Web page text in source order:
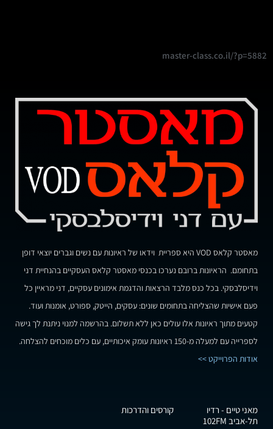
master-class.co.il/?p=5882
מאסטר קלאס VOD היא ספריית וידאו של ראיונות עם נשים וגברים יוצאי דופן
בתחומם. הראיונות ברובם נערכו בכנסי מאסטר קלאס העסקיים בהנחיית דני
וידיסלבסקי. בכל כנס מלבד הרצאות והדגמת אימונים עסקיים, דני מראיין כל
פעם אישיות שהצליחה בתחומים שונים: עסקים, הייטק, ספורט, אומנות ועוד.
קטעים מתוך ראיונות אלו עולים כאן ללא תשלום. בהרשמה למנוי ניתנת לך גישה
לספרייה עם למעלה מ-150 ראיונות עומק איכותיים, עם כלים מוכחים להצלחה.
אודות הפרוייקט >>
מאני טיים - רדיו
תל-אביב 102FM
קורסים והדרכות